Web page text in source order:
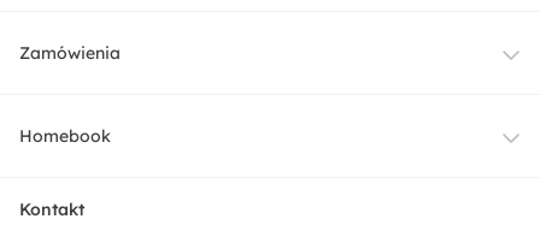
Meble
Zamówienia
Dostawa
Homebook
O nas
Kontakt